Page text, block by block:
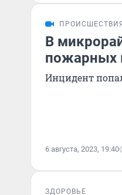
ПРОИСШЕСТВИЯ
В
пожарных
Инцидент
6 августа, 2023, 19:40
ЗДОРОВЬЕ